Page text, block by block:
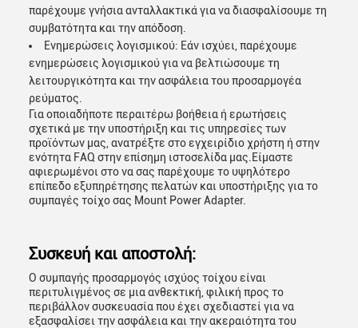
παρέχουμε γνήσια ανταλλακτικά για να διασφαλίσουμε τη
συμβατότητα και την απόδοση.
Ενημερώσεις λογισμικού: Εάν ισχύει, παρέχουμε
ενημερώσεις λογισμικού για να βελτιώσουμε τη
λειτουργικότητα και την ασφάλεια του προσαρμογέα
ρεύματος.
Για οποιαδήποτε περαιτέρω βοήθεια ή ερωτήσεις
σχετικά με την υποστήριξη και τις υπηρεσίες των
προϊόντων μας, ανατρέξτε στο εγχειρίδιο χρήστη ή στην
ενότητα FAQ στην επίσημη ιστοσελίδα μας.Είμαστε
αφιερωμένοι στο να σας παρέχουμε το υψηλότερο
επίπεδο εξυπηρέτησης πελατών και υποστήριξης για το
συμπαγές τοίχο σας Mount Power Adapter.
Συσκευή και αποστολή:
Ο συμπαγής προσαρμογός ισχύος τοίχου είναι
περιτυλιγμένος σε μια ανθεκτική, φιλική προς το
περιβάλλον συσκευασία που έχει σχεδιαστεί για να
εξασφαλίσει την ασφάλεια και την ακεραιότητα του